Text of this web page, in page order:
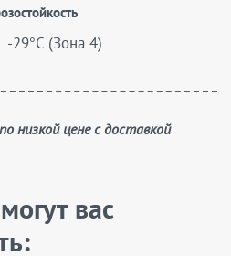
-29°C (Зона 4)
вас